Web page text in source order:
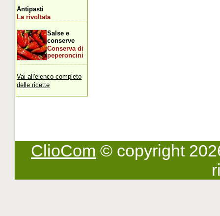
Antipasti
La rivoltata
Salse e
conserve
Conserva di
peperoncini
Vai all'elenco completo
delle ricette
ClioCom © copyright